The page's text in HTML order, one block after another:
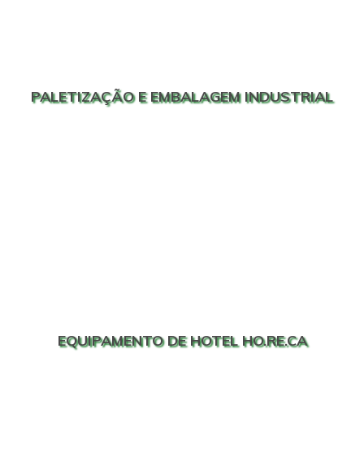
PALETIZAÇÃO E EMBALAGEM INDUSTRIAL
EQUIPAMENTO DE HOTEL HO.RE.CA